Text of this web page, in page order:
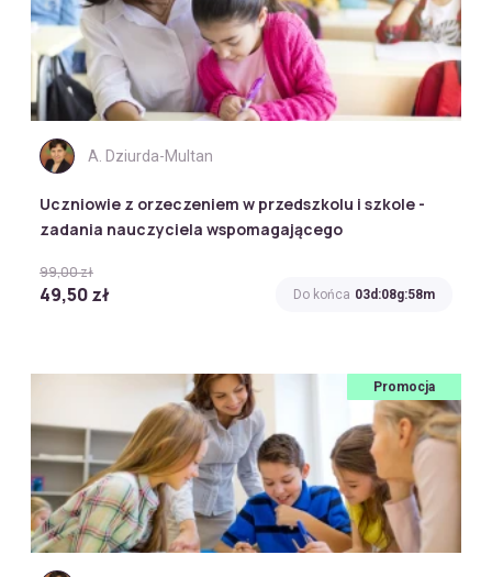
A. Dziurda-Multan
Uczniowie z orzeczeniem w przedszkolu i szkole -
zadania nauczyciela wspomagającego
99,00 zł
49,50 zł Do końca 03d:08g:58m
Promocja